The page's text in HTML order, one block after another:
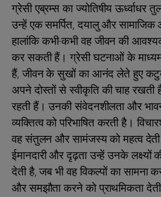
ग्रेसी एब्रम्स का ज्योतिषीय
उन्हें एक समर्पित, दयालु और
हालांकि कभी-कभी वह जीवन की
कर सकती हैं। ग्रेसी घटनाओं के
हैं, जीवन के सुखों का आनंद लेते हुए
अपने दोस्तों से स्वीकृति की चाह रखती
रहती हैं। उनकी संवेदनशीलता और
व्यक्तित्व को परिभाषित करती है।
वह संतुलन और सामंजस्य को महत्व
ईमानदारी और दृढ़ता उन्हें उनके लक्ष्यों
देती है, जब भी वह विकल्पों का सामना
और समझौता करने को प्राथमिकता